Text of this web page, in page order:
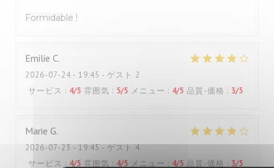
Formidable !
Emilie C
2026-07-24 - 19:45 - ゲスト 2
サービス : 4/5 雰囲気 : 5/5 メニュー : 4/5 品質-価格 : 3/5
Marie G
2026-07-23- 19:45 - ゲスト 4
サービス : 4/5 雰囲気 : 4/5 メニュー : 4/5 品質-価格 : 3/5